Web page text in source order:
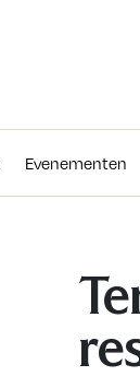
Evenementen